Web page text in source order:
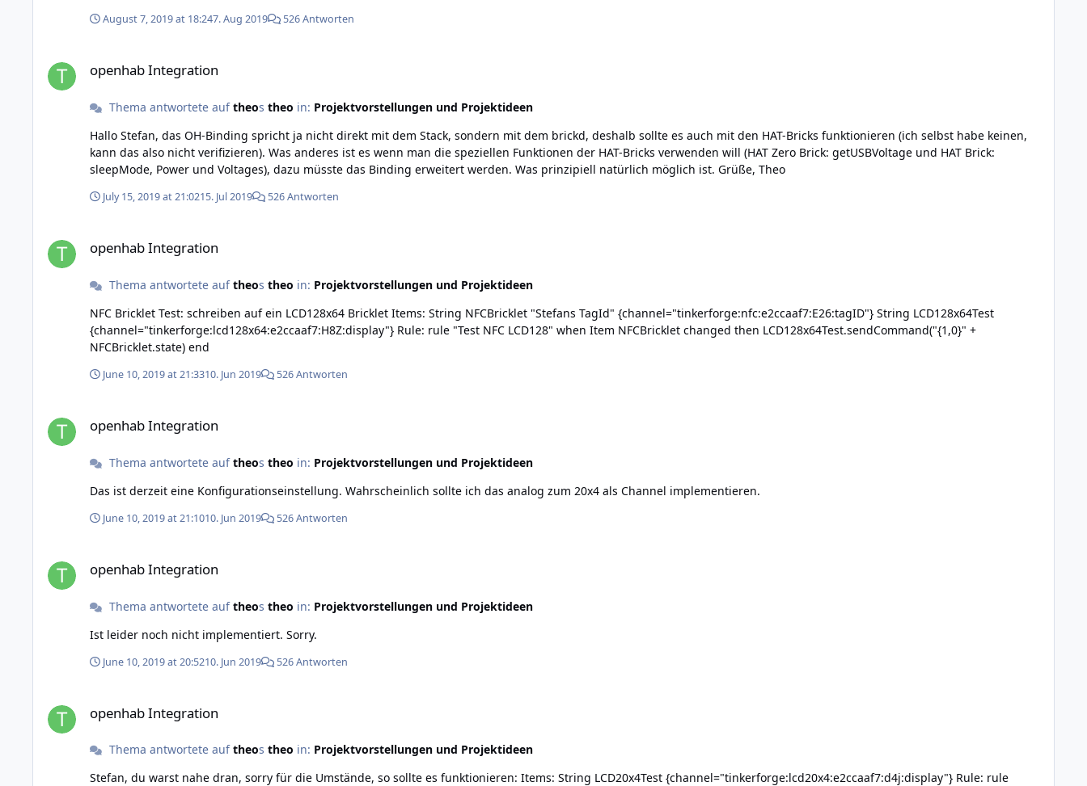
August 7, 2019 at 18:247. Aug 2019 526 Antworten
openhab Integration
Thema antwortete auftheos theo in: Projektvorstellungen und Projektideen
Hallo Stefan, das OH-Binding spricht ja nicht direkt mit dem Stack, sondern mit dem brickd, deshalb sollte es auch mit den HAT-Bricks funktionieren (ich selbst habe keinen,
kann das also nicht verifizieren). Was anderes ist es wenn man die speziellen Funktionen der HAT-Bricks verwenden will (HAT Zero Brick: getUSBVoltage und HAT Brick:
sleepMode, Power und Voltages), dazu müsste das Binding erweitert werden. Was prinzipiell natürlich möglich ist. Grüße, Theo
July 15, 2019 at 21:0215. Jul 2019 526 Antworten
openhab Integration
Thema antwortete auftheos theo in: Projektvorstellungen und Projektideen
NFC Bricklet Test: schreiben auf ein LCD128x64 Bricklet Items: String NFCBricklet "Stefans TagId" {channel="tinkerforge:nfc:e2ccaaf7:E26:tagID"} String LCD128x64Test
{channel="tinkerforge:lcd128x64:e2ccaaf7:H8Z:display"} Rule: rule "Test NFC LCD128" when Item NFCBricklet changed then LCD128x64Test.sendCommand("{1,0}" +
NFCBricklet.state) end
June 10, 2019 at 21:3310. Jun 2019 526 Antworten
openhab Integration
Thema antwortete auftheos theo in: Projektvorstellungen und Projektideen
Das ist derzeit eine Konfigurationseinstellung. Wahrscheinlich sollte ich das analog zum 20x4 als Channel implementieren.
June 10, 2019 at 21:1010. Jun 2019 526 Antworten
openhab Integration
Thema antwortete auftheos theo in: Projektvorstellungen und Projektideen
Ist leider noch nicht implementiert. Sorry.
June 10, 2019 at 20:5210. Jun 2019 526 Antworten
openhab Integration
Thema antwortete auftheos theo in: Projektvorstellungen und Projektideen
Stefan, du warst nahe dran, sorry für die Umstände, so sollte es funktionieren: Items: String LCD20x4Test {channel="tinkerforge:lcd20x4:e2ccaaf7:d4j:display"} Rule: rule